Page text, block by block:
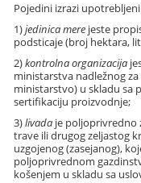
Pojedini izrazi
1)jedinica mere jeste
podsticaje (broj hektara,
2)kontrolna organizacija
ministarstva nadležnog
ministarstvo) u skladu sa
sertifikaciju proizvodnje;
3)livada je poljoprivredno
trave ili drugog zeljastog
uzgojenog (zasejanog),
poljoprivrednom
košenjem u skladu sa